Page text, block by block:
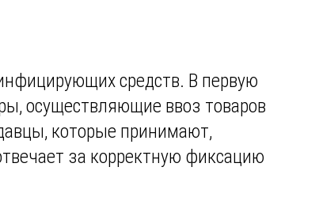
средств. В первую
осуществляющие ввоз товаров
которые принимают,
за корректную фиксацию